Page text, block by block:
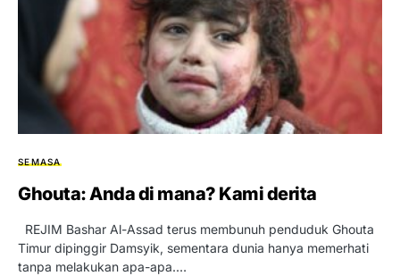
SEMASA
Ghouta: Anda di mana? Kami derita
REJIM Bashar Al-Assad terus membunuh penduduk Ghouta
Timur dipinggir Damsyik, sementara dunia hanya memerhati
tanpa melakukan apa-apa.…